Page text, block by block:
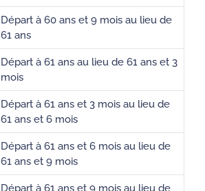
Départ à 60 ans et 9 mois au lieu de
61 ans
Départ à 61 ans au lieu de 61 ans et 3
mois
Départ à 61 ans et 3 mois au lieu de
61 ans et 6 mois
Départ à 61 ans et 6 mois au lieu de
61 ans et 9 mois
Départ à 61 ans et 9 mois au lieu de